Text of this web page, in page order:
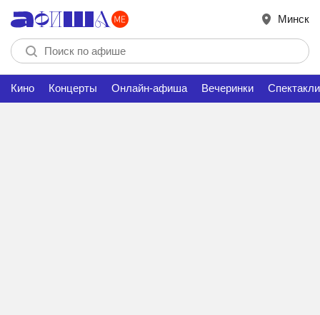
Минск
Кино Концерты Онлайн-афиша Вечеринки Спектакли